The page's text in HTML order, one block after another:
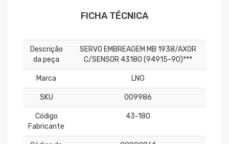
FICHA TÉCNICA
Descrição
da peça
SERVO EMBREAGEM MB 1938/AXOR
C/SENSOR 43180 (94915-90)***
Marca LNG
SKU 009986
Código
Fabricante
43-180